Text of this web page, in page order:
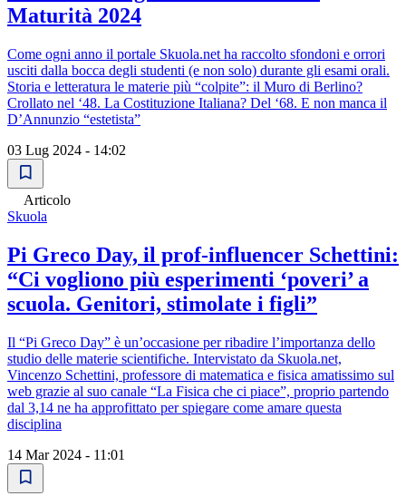
Maturità 2024
Come ogni anno il portale Skuola.net ha raccolto sfondoni e orrori
usciti dalla bocca degli studenti (e non solo) durante gli esami orali.
Storia e letteratura le materie più “colpite”: il Muro di Berlino?
Crollato nel ‘48. La Costituzione Italiana? Del ‘68. E non manca il
D’Annunzio “estetista”
03 Lug 2024 - 14:02
Articolo
Skuola
Pi Greco Day, il prof-influencer Schettini:
“Ci vogliono più esperimenti ‘poveri’ a
scuola. Genitori, stimolate i figli”
Il “Pi Greco Day” è un’occasione per ribadire l’importanza dello
studio delle materie scientifiche. Intervistato da Skuola.net,
Vincenzo Schettini, professore di matematica e fisica amatissimo sul
web grazie al suo canale “La Fisica che ci piace”, proprio partendo
dal 3,14 ne ha approfittato per spiegare come amare questa
disciplina
14 Mar 2024 - 11:01